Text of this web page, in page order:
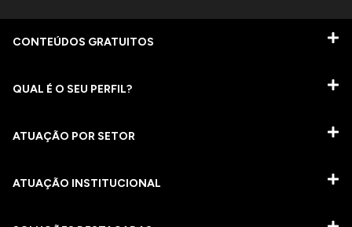
CONTEÚDOS GRATUITOS
QUAL É O SEU PERFIL?
ATUAÇÃO POR SETOR
ATUAÇÃO INSTITUCIONAL